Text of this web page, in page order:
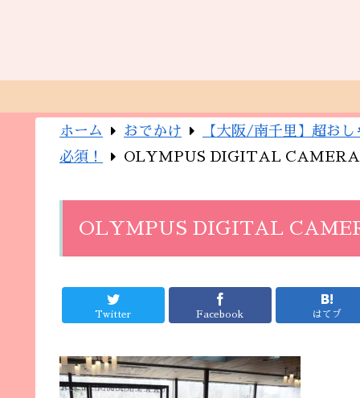
ホーム おでかけ
【大阪/南千里】超お
必須！
OLYMPUS DIGITAL CAMERA
OLYMPUS DIGITAL
Twitter Facebook はてブ